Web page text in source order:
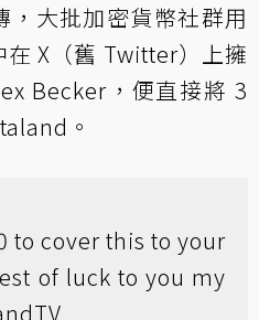
，大批加密貨幣社群用
X（舊 Twitter）上擁
Becker，便直接將 3
。
to cover this to your
of luck to you my